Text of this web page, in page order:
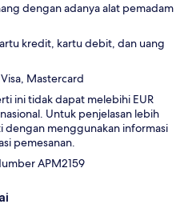
dengan adanya alat pemadam
kredit, kartu debit, dan uang
Mastercard
ini tidak dapat melebihi EUR
Untuk penjelasan lebih
menggunakan informasi
pemesanan.
APM2159